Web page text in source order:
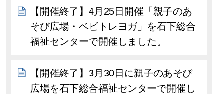
【開催終了】4月25日開催「親子のあ
そび広場・ベビトレヨガ」を石下総合
福祉センターで開催しました。
【開催終了】3月30日に親子のあそび
広場を石下総合福祉センターで開催し